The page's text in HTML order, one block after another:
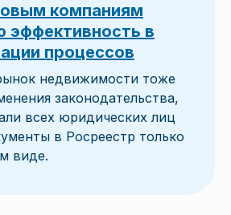
компаниям
эффективность в
процессов
недвижимости тоже
законодательства,
всех юридических лиц
в Росреестр только
виде.